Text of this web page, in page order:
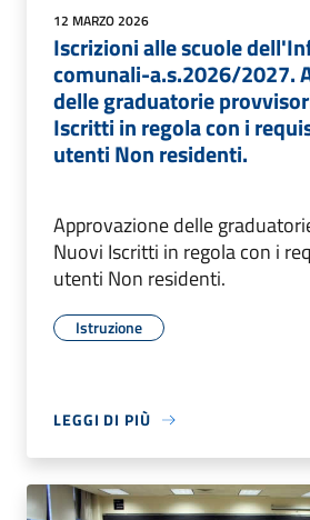
12 MARZO 2026
Iscrizioni alle scuole
comunali-a.s.2026/2027.
delle graduatorie
Iscritti in regola con i
utenti Non residenti.
Approvazione delle
Nuovi Iscritti in regola con i
utenti Non residenti.
Istruzione
LEGGI DI PIÙ